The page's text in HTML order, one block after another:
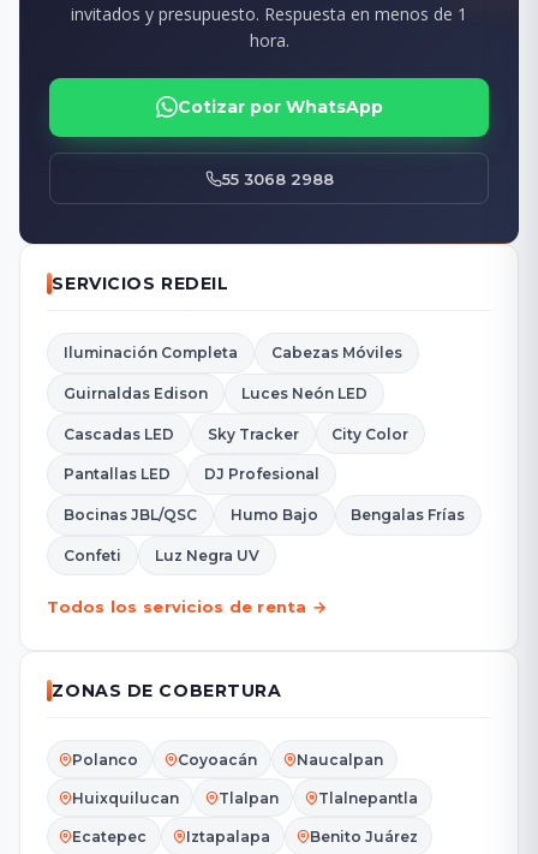
invitados y presupuesto. Respuesta en menos de 1
hora.
Cotizar por WhatsApp
55 3068 2988
SERVICIOS REDEIL
Iluminación Completa Cabezas Móviles
Guirnaldas Edison Luces Neón LED
Cascadas LED Sky Tracker City Color
Pantallas LED DJ Profesional
Bocinas JBL/QSC Humo Bajo Bengalas Frías
Confeti Luz Negra UV
Todos los servicios de renta →
ZONAS DE COBERTURA
Polanco Coyoacán Naucalpan
Huixquilucan Tlalpan Tlalnepantla
Ecatepec Iztapalapa Benito Juárez